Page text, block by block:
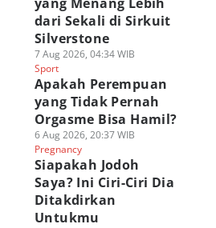
dari Sekali di Sirkuit
Silverstone
7 Aug 2026, 04:34 WIB
Sport
Apakah Perempuan
yang Tidak Pernah
Orgasme Bisa Hamil?
6 Aug 2026, 20:37 WIB
Pregnancy
Siapakah Jodoh
Saya? Ini Ciri-Ciri Dia
Ditakdirkan
Untukmu